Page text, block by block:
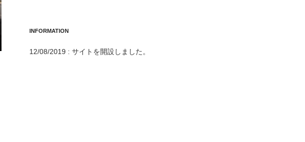
INFORMATION
12/08/2019 : サイトを開設しました。